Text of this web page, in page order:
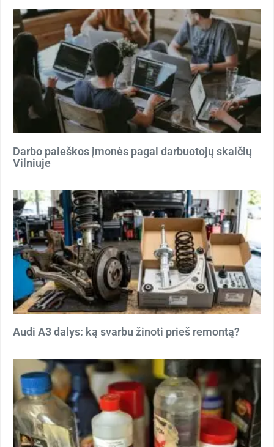
Darbo paieškos įmonės pagal darbuotojų skaičių
Vilniuje
Audi A3 dalys: ką svarbu žinoti prieš remontą?